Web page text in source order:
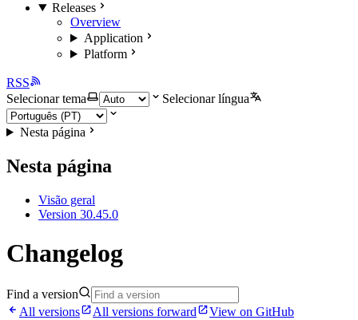
Releases
Overview
Application
Platform
RSS
Selecionar tema
Selecionar língua
Nesta página
Nesta página
Visão geral
Version 30.45.0
Changelog
Find a version
All versions
All versions forward View on GitHub